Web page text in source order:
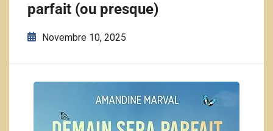
parfait (ou presque)
Novembre 10, 2025